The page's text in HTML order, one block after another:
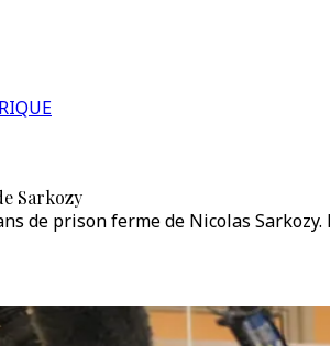
Sarkozy
de prison ferme de Nicolas